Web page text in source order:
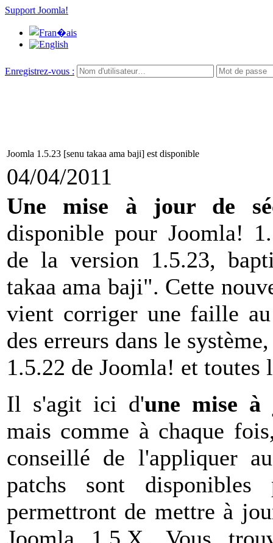
Support Joomla!
Enregistrez-vous :
Joomla 1.5.23 [senu takaa ama baji] est disponible
04/04/2011
Une mise à jour de
disponible pour Joomla!
de la version 1.5.23,
takaa ama baji". Cette
vient corriger une faille
des erreurs dans le
1.5.22 de Joomla! et toutes
Il s'agit ici d'une mise à
mais comme à chaque
conseillé de l'appliquer
patchs sont
permettront de mettre à